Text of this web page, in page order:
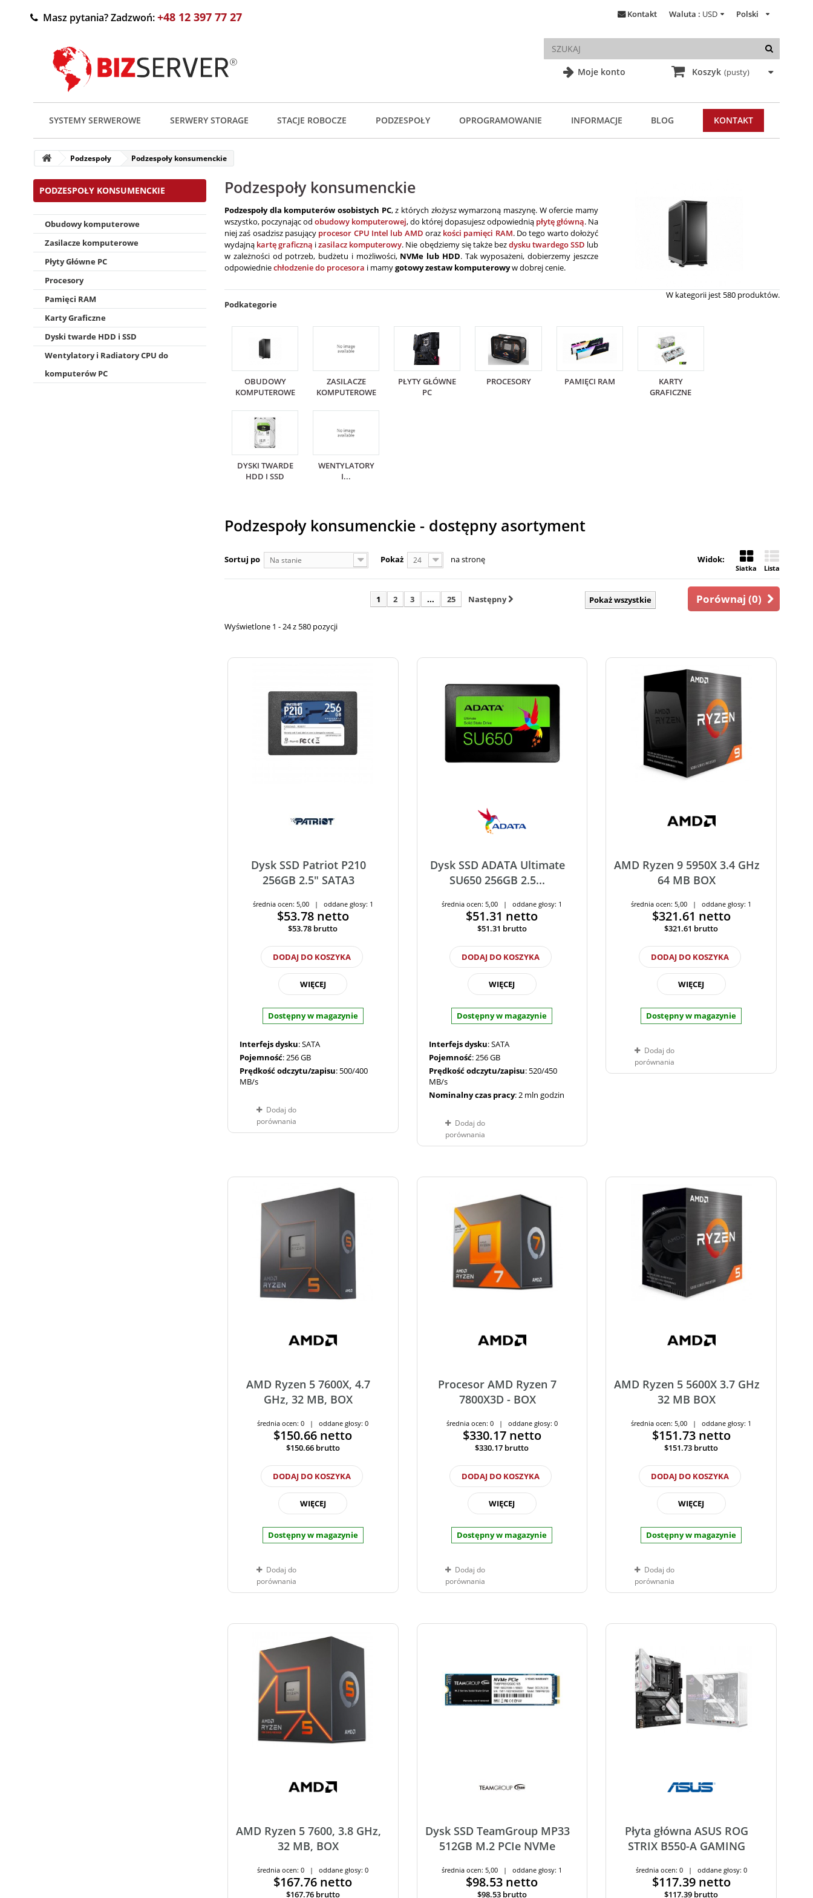
Moje konto
Polski
Waluta : USD
Kontakt
Masz pytania? Zadzwoń:+48 12 397 77 27
Koszyk (pusty)
SYSTEMY SERWEROWE SERWERY STORAGE STACJE ROBOCZE PODZESPOŁY OPROGRAMOWANIE INFORMACJE BLOG KONTAKT
Podzespoły Podzespoły konsumenckie
PODZESPOŁY KONSUMENCKIE
Obudowy komputerowe
Zasilacze komputerowe
Płyty Główne PC
Procesory
Pamięci RAM
Karty Graficzne
Dyski twarde HDD i SSD
Wentylatory i Radiatory CPU do
komputerów PC
Podzespoły konsumenckie
Podzespoły dla komputerów osobistych PC, z których złożysz wymarzoną maszynę. W ofercie mamy
wszystko, poczynając od obudowy komputerowej, do której dopasujesz odpowiednią płytę główną. Na
niej zaś osadzisz pasujący procesor CPU Intel lub AMD oraz kości pamięci RAM. Do tego warto dołożyć
wydajną kartę graficzną izasilacz komputerowy. Nie obędziemy się także bezdysku twardego SSD lub
w zależności od potrzeb, budżetu i możliwości, NVMe lub HDD. Tak wyposażeni, dobierzemy jeszcze
odpowiedniechłodzenie do procesora i mamygotowy zestaw komputerowyw dobrej cenie.
W kategorii jest 580 produktów.
Podkategorie
OBUDOWY
KOMPUTEROWE
ZASILACZE
KOMPUTEROWE
PŁYTY GŁÓWNE
PC
PROCESORY PAMIĘCI RAM
KARTY
GRAFICZNE
DYSKI TWARDE
HDD I SSD
WENTYLATORY
I...
Podzespoły konsumenckie - dostępny asortyment
Widok:
Siatka Lista
Sortuj po Na stanie Pokaż 24 na stronę
Porównaj (0)
Pokaż wszystkie
1 2 3 ... 25 Następny
Wyświetlone 1 - 24 z 580 pozycji
Dysk SSD Patriot P210
256GB 2.5" SATA3
średnia ocen: 5,00 | oddane głosy: 1
$53.78 netto
$53.78 brutto
DODAJ DO KOSZYKA
WIĘCEJ
Dostępny w magazynie
Interfejs dysku: SATA
Pojemność: 256 GB
Prędkość odczytu/zapisu: 500/400
MB/s
Dodaj do
porównania
Dysk SSD ADATA Ultimate
SU650 256GB 2.5...
średnia ocen: 5,00 | oddane głosy: 1
$51.31 netto
$51.31 brutto
DODAJ DO KOSZYKA
WIĘCEJ
Dostępny w magazynie
Interfejs dysku: SATA
Pojemność: 256 GB
Prędkość odczytu/zapisu: 520/450
MB/s
Nominalny czas pracy: 2 mln godzin
Dodaj do
porównania
AMD Ryzen 9 5950X 3.4 GHz
64 MB BOX
średnia ocen: 5,00 | oddane głosy: 1
$321.61 netto
$321.61 brutto
DODAJ DO KOSZYKA
WIĘCEJ
Dostępny w magazynie
Dodaj do
porównania
AMD Ryzen 5 7600X, 4.7
GHz, 32 MB, BOX
średnia ocen: 0 | oddane głosy: 0
$150.66 netto
$150.66 brutto
DODAJ DO KOSZYKA
WIĘCEJ
Dostępny w magazynie
Dodaj do
porównania
Procesor AMD Ryzen 7
7800X3D - BOX
średnia ocen: 0 | oddane głosy: 0
$330.17 netto
$330.17 brutto
DODAJ DO KOSZYKA
WIĘCEJ
Dostępny w magazynie
Dodaj do
porównania
AMD Ryzen 5 5600X 3.7 GHz
32 MB BOX
średnia ocen: 5,00 | oddane głosy: 1
$151.73 netto
$151.73 brutto
DODAJ DO KOSZYKA
WIĘCEJ
Dostępny w magazynie
Dodaj do
porównania
AMD Ryzen 5 7600, 3.8 GHz,
32 MB, BOX
średnia ocen: 0 | oddane głosy: 0
$167.76 netto
$167.76 brutto
Dysk SSD TeamGroup MP33
512GB M.2 PCIe NVMe
średnia ocen: 5,00 | oddane głosy: 1
$98.53 netto
$98.53 brutto
Płyta główna ASUS ROG
STRIX B550-A GAMING
średnia ocen: 0 | oddane głosy: 0
$117.39 netto
$117.39 brutto